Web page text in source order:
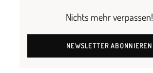
Nichts mehr verpassen!
NEWSLETTER ABONNIEREN